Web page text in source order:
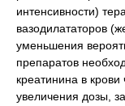
интенсивности)
вазодилататоров
уменьшения
препаратов
креатинина в
увеличения дозы,